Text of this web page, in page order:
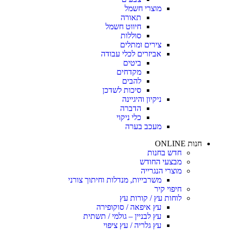
מוצרי חשמל
תאורה
חיווט חשמל
סוללות
צירים ומתלים
אביזרים לכלי עבודה
ביטים
מקדחים
להבים
סיכות לשדכן
ניקיון והיגיינה
הדברה
כלי ניקוי
מעכב בערה
חנות ONLINE
חדש בחנות
מבצעי החודש
מוצרי הנגרייה
משרבייות, מנדלות וחיתוך צורני
חיפוי קיר
לוחות עץ / קורות עץ
עץ איפאה / סוקופירה
עץ לבניין – גולמי / תשתית
עץ גלריה / עץ ציפוי